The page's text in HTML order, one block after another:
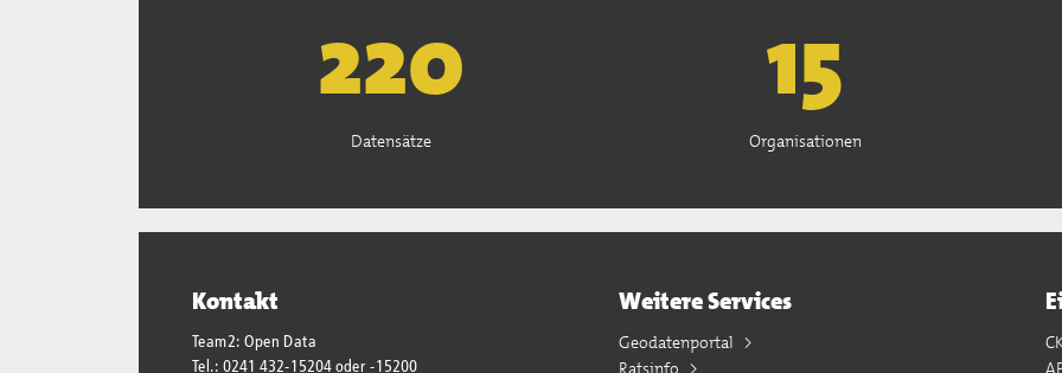
222
Datensätze
15
Organisationen
Kontakt
Team2: Open Data
Tel.: 0241 432-15204 oder -15200
Weitere Services
Geodatenportal
Ratsinfo